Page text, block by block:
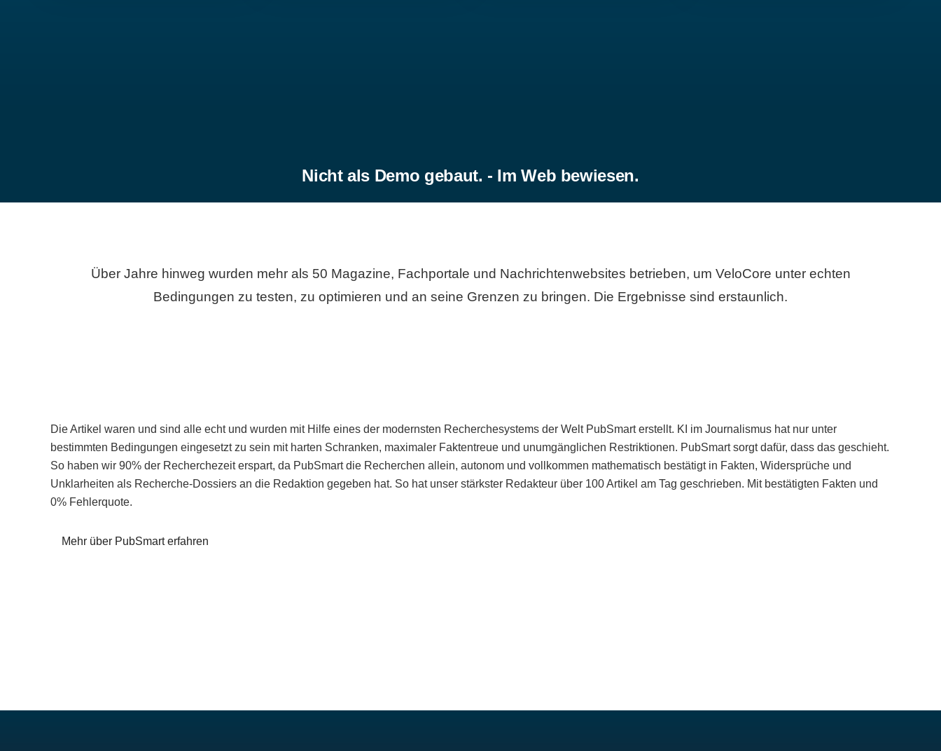
Nicht als Demo gebaut. - Im Web bewiesen.
Über Jahre hinweg wurden mehr als 50 Magazine, Fachportale und Nachrichtenwebsites betrieben, um VeloCore unter echten
Bedingungen zu testen, zu optimieren und an seine Grenzen zu bringen. Die Ergebnisse sind erstaunlich.
Die Artikel waren und sind alle echt und wurden mit Hilfe eines der modernsten Recherchesystems der Welt PubSmart erstellt. KI im Journalismus hat nur unter
bestimmten Bedingungen eingesetzt zu sein mit harten Schranken, maximaler Faktentreue und unumgänglichen Restriktionen. PubSmart sorgt dafür, dass das geschieht.
So haben wir 90% der Recherchezeit erspart, da PubSmart die Recherchen allein, autonom und vollkommen mathematisch bestätigt in Fakten, Widersprüche und
Unklarheiten als Recherche-Dossiers an die Redaktion gegeben hat. So hat unser stärkster Redakteur über 100 Artikel am Tag geschrieben. Mit bestätigten Fakten und
0% Fehlerquote.
Mehr über PubSmart erfahren